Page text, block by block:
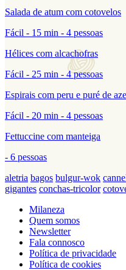
Salada de atum com cotovelos
Fácil - 15 min - 4 pessoas
Hélices com alcachofras
Fácil - 25 min - 4 pessoas
Espirais com peru e puré de
Fácil - 20 min - 4 pessoas
Fettuccine com manteiga
- 6 pessoas
aletria bagos bulgur-wok
gigantes conchas-tricolor
Milaneza
Quem somos
Newsletter
Fala connosco
Política de privacidade
Política de cookies